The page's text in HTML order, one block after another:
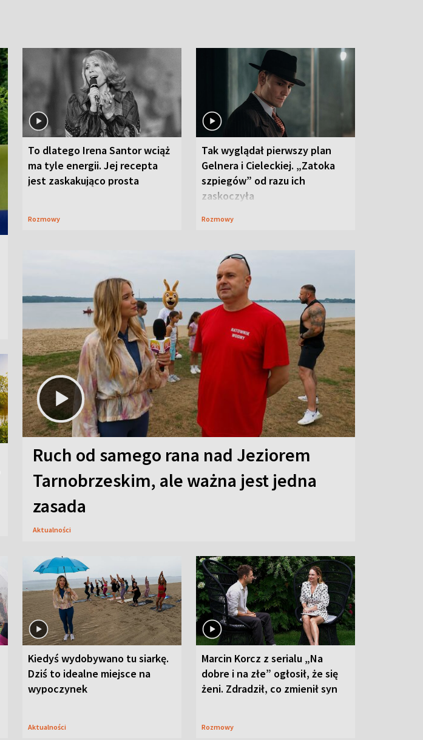
To dlatego Irena Santor wciąż
ma tyle energii. Jej recepta
jest zaskakująco prosta
Rozmowy
Tak wyglądał pierwszy plan
Gelnera i Cieleckiej. „Zatoka
szpiegów” od razu ich
zaskoczyła
Rozmowy
Ruch od samego rana nad Jeziorem
Tarnobrzeskim, ale ważna jest jedna
zasada
Aktualności
Kiedyś wydobywano tu siarkę.
Dziś to idealne miejsce na
wypoczynek
Aktualności
Marcin Korcz z serialu „Na
dobre i na złe” ogłosił, że się
żeni. Zdradził, co zmienił syn
Rozmowy